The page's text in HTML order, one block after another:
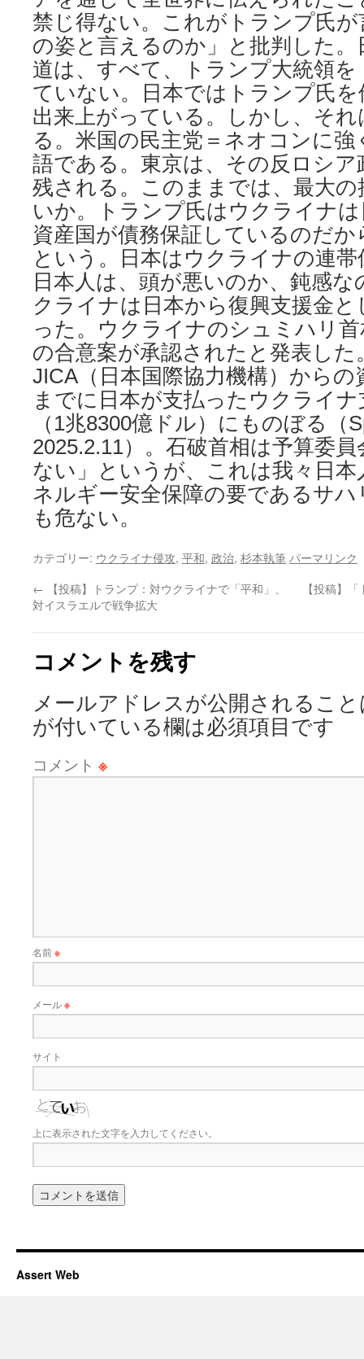
禁じ得ない。これがトランプ⽒
の姿と⾔えるのか」と批判した
道は、すべて、トランプ大統領
ていない。日本ではトランプ氏
出来上がっている。しかし、そ
る。米国の民主党＝ネオコンに
語である。東京は、その反ロシ
残される。このままでは、最大
いか。トランプ氏はウクライナ
資産国が債務保証しているのだ
という。日本はウクライナの連
日本人は、頭が悪いのか、鈍感な
クライナは⽇本から復興⽀援⾦
った。ウクライナのシュミハリ
の合意案が承認されたと発表した
JICA（⽇本国際協⼒機構）からの
までに⽇本が⽀払ったウクライ
（1兆8300億ドル）にものぼる（
2025.2.11）。石破首相は予算委
ない」というが、これは我々日
ネルギー安全保障の要であるサ
も危ない。
カテゴリー: ウクライナ侵攻, 平和, 政治, 杉本執筆 パーマリンク
← 【投稿】トランプ：対ウクライナで「平和」、
対イスラエルで戦争拡大
【投稿】
コメントを残す
メールアドレスが公開されるこ
が付いている欄は必須項目です
コメント ※
名前※
メール※
サイト
上に表示された文字を入力してください。
Assert Web